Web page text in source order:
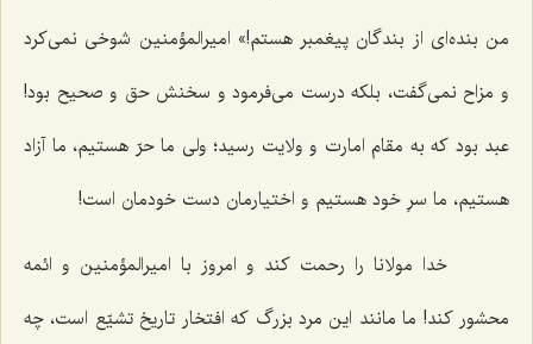
من بنده‌ای از بندگان پیغمبر هستم!» امیرالمؤمنین شوخی نمی‌کرد
و مزاح نمی‌گفت، بلکه درست می‌فرمود و سخنش حق و صحیح بود!
عبد بود که به مقام امارت و ولایت رسید؛ ولی ما حرّ هستیم، ما آ‌زاد
هستیم، ما سرِ خود هستیم و اختیارمان دست خودمان است!
خدا مولانا را رحمت کند و امروز با امیرالمؤمنین و ائمه
محشور کند! ما مانند این مرد بزرگ که افتخار تاریخ تشیّع است، چه